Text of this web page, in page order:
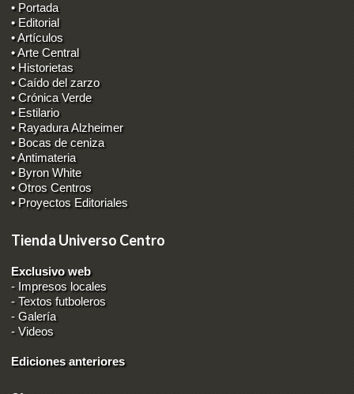
• Portada
• Editorial
• Artículos
• Arte Central
• Historietas
• Caído del zarzo
• Crónica Verde
• Estilario
• Rayadura Alzheimer
• Bocas de ceniza
• Antimateria
• Byron White
• Otros Centros
• Proyectos Editoriales
Tienda Universo Centro
Exclusivo web
- Impresos locales
-Textos futboleros
-Galería
-Videos
Ediciones anteriores